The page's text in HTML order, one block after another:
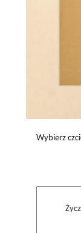
Wybierz